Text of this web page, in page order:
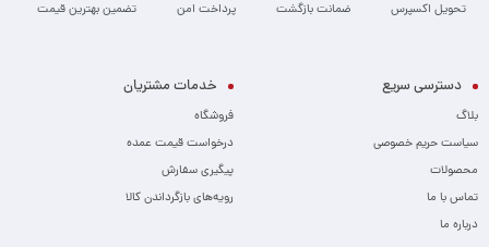
تحویل اکسپرس ضمانت بازگشت پرداخت امن تضمین بهترین قیمت
دسترسی سریع
بلاگ
سیاست حریم خصوصی
محصولات
تماس با ما
درباره ما
خدمات مشتریان
فروشگاه
درخواست قیمت عمده
پیگیری سفارش
رویه‌های بازگرداندن کالا